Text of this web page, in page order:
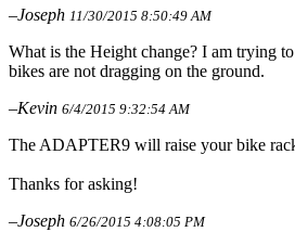
–Joseph 11/30/2015 8:50:49 AM
What is the Height change? I am trying
bikes are not dragging on the ground.
–Kevin 6/4/2015 9:32:54 AM
The ADAPTER9 will raise your bike
Thanks for asking!
–Joseph 6/26/2015 4:08:05 PM